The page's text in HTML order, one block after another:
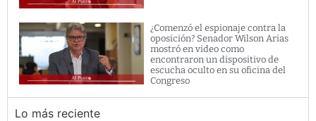
¿Comenzó el espionaje contra la
oposición? Senador Wilson Arias
mostró en video como
encontraron un dispositivo de
escucha oculto en su oficina del
Congreso
Lo más reciente